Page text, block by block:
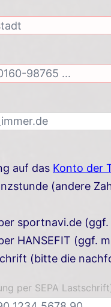
auf das Konto der
(andere
sportnavi.de
HANSEFIT (ggf.
(bitte die
per SEPA